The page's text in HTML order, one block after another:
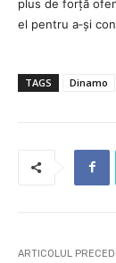
plus de forță
el pentru a‑și
TAGS Dinamo
ARTICOLUL